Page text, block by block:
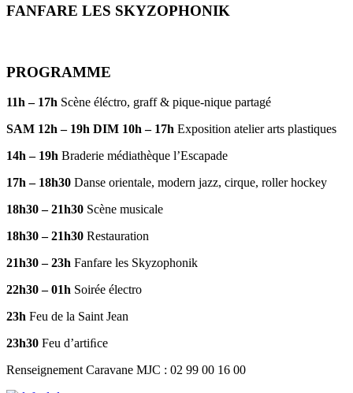
FANFARE LES SKYZOPHONIK
PROGRAMME
11h – 17h Scène éléctro, graff & pique-nique partagé
SAM 12h – 19h DIM 10h – 17h Exposition atelier arts plastiques
14h – 19h Braderie médiathèque l’Escapade
17h – 18h30 Danse orientale, modern jazz, cirque, roller hockey
18h30 – 21h30 Scène musicale
18h30 – 21h30 Restauration
21h30 – 23h Fanfare les Skyzophonik
22h30 – 01h Soirée électro
23h Feu de la Saint Jean
23h30 Feu d’artiﬁce
Renseignement Caravane MJC : 02 99 00 16 00